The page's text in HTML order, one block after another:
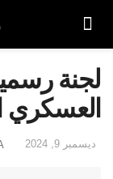
لجنة
العسكري
ديسمبر 9, 2024